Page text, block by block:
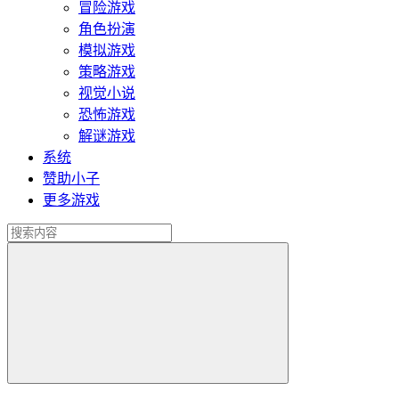
冒险游戏
角色扮演
模拟游戏
策略游戏
视觉小说
恐怖游戏
解谜游戏
系统
赞助小子
更多游戏